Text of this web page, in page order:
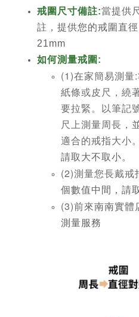
戒圍尺寸備註:當提供
註，提供您的戒圍直
21mm
如何測量戒圍:
(1)在家簡易測量
紙條或皮尺，繞
要拉緊。以筆記
尺上測量周長，
適合的戒指大小
請取大不取小。
(2)測量您長戴戒
個數值中間，請
(3)前來南南實體
測量服務